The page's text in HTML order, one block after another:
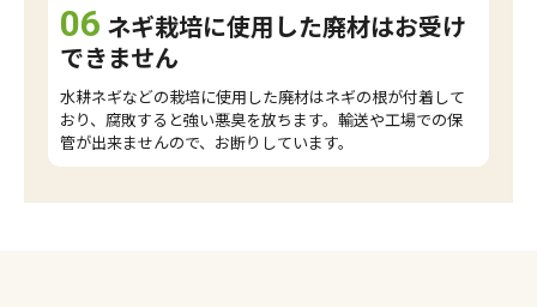
06 ネギ栽培に使用した廃材はお受け
できません
水耕ネギなどの栽培に使用した廃材はネギの根が付着して
おり、腐敗すると強い悪臭を放ちます。輸送や工場での保
管が出来ませんので、お断りしています。